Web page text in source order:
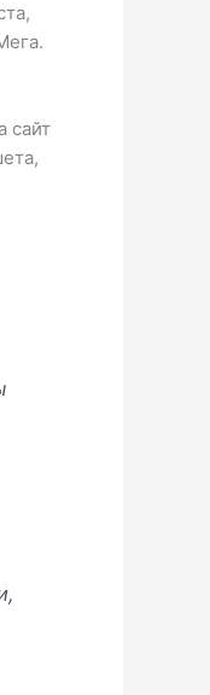
сайт